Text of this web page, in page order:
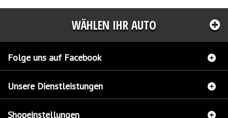
WÄHLEN IHR AUTO
Folge uns auf Facebook
Unsere Dienstleistungen
Shopeinstellungen